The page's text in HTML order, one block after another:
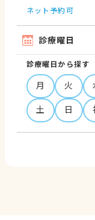
ネット予約可
診療曜日
診療曜日から探す
月 火
土
日